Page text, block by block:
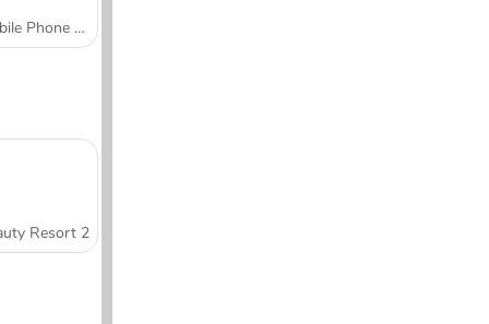
Mobile Phone Case Design & DIY
Resort 2